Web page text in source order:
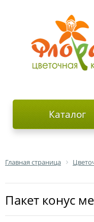
Каталог
Главная страница
Пакет конус